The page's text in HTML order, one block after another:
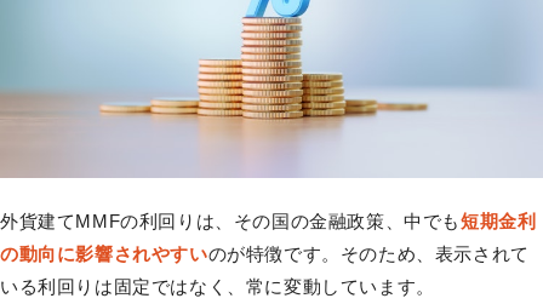
外貨建てMMFの利回りは、その国の金融政策、中でも短期金利
の動向に影響されやすいのが特徴です。そのため、表示されて
いる利回りは固定ではなく、常に変動しています。